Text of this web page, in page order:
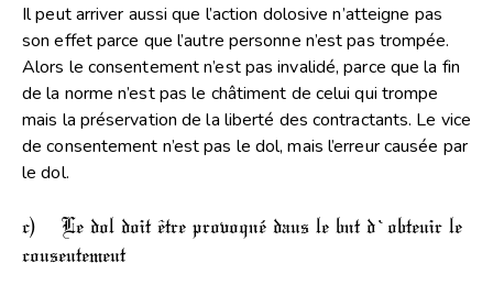
Il peut arriver aussi que l’action dolosive n’atteigne pas
son effet parce que l’autre personne n’est pas trompée.
Alors le consentement n’est pas invalidé, parce que la fin
de la norme n’est pas le châtiment de celui qui trompe
mais la préservation de la liberté des contractants. Le vice
de consentement n’est pas le dol, mais l’erreur causée par
le dol.
c) Le dol doit être provoqué dans le but d’obtenir le
consentement